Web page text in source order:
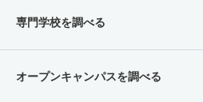
専門学校を調べる
オープンキャンパスを調べる